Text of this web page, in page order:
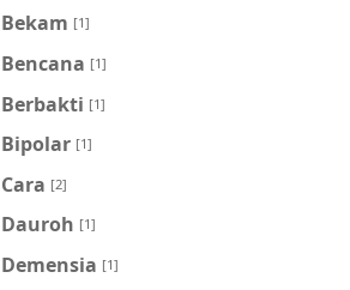
Bekam [1]
Bencana [1]
Berbakti [1]
Bipolar [1]
Cara [2]
Dauroh [1]
Demensia [1]